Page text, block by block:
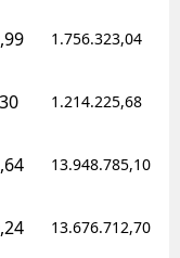
1.756.323,04
1.214.225,68
13.948.785,10
13.676.712,70